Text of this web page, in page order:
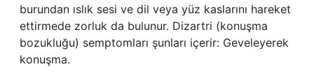
burundan ıslık sesi ve dil veya yüz kaslarını hareket
ettirmede zorluk da bulunur. Dizartri (konuşma
bozukluğu) semptomları şunları içerir: Geveleyerek
konuşma.